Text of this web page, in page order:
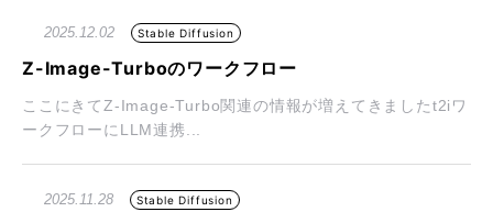
2025.12.02 Stable Diffusion
Z-Image-Turboのワークフロー
ここにきてZ-Image-Turbo関連の情報が増えてきましたt2iワ
ークフローにLLM連携...
2025.11.28 Stable Diffusion